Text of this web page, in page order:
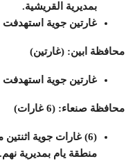
بمديرية القريشية.
غارتين جوية استهدفت
محافظة ابين: (غارتين)
غارتين جوية
محافظة صنعاء: (6 غارات)
(6) غارات جوية
منطقة يام بمديرية نهم.